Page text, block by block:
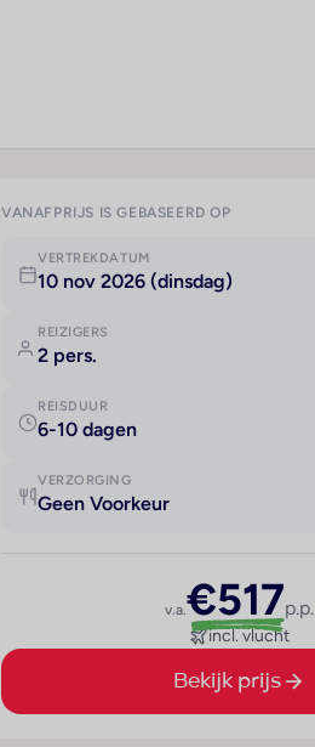
VANAFPRIJS IS GEBASEERD OP
VERTREKDATUM
10 nov 2026 (dinsdag)
REIZIGERS
2 pers.
REISDUUR
6-10 dagen
VERZORGING
Geen Voorkeur
v.a.€517p.p.
incl. vlucht
Bekijk prijs